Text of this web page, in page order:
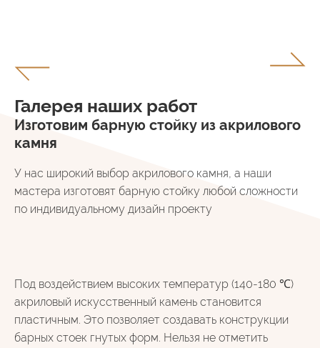
Галерея наших работ
Изготовим барную стойку из акрилового
камня
У нас широкий выбор акрилового камня, а наши
мастера изготовят барную стойку любой сложности
по индивидуальному дизайн проекту
Под воздействием высоких температур (140-180 ℃)
акриловый искусственный камень становится
пластичным. Это позволяет создавать конструкции
барных стоек гнутых форм. Нельзя не отметить